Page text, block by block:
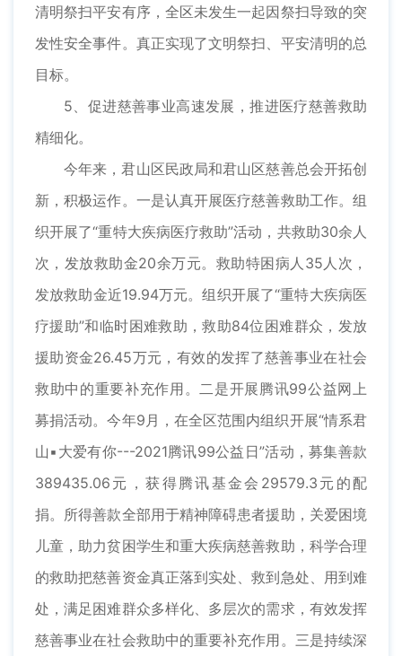
清明祭扫平安有序，全区未发生一起因祭扫导致的突
发性安全事件。真正实现了文明祭扫、平安清明的总
目标。
5、促进慈善事业高速发展，推进医疗慈善救助
精细化。
今年来，君山区民政局和君山区慈善总会开拓创
新，积极运作。一是认真开展医疗慈善救助工作。组
织开展了“重特大疾病医疗救助”活动，共救助30余人
次，发放救助金20余万元。救助特困病人35人次，
发放救助金近19.94万元。组织开展了“重特大疾病医
疗援助”和临时困难救助，救助84位困难群众，发放
援助资金26.45万元，有效的发挥了慈善事业在社会
救助中的重要补充作用。二是开展腾讯99公益网上
募捐活动。今年9月，在全区范围内组织开展“情系君
山▪大爱有你---2021腾讯99公益日”活动，募集善款
389435.06元，获得腾讯基金会29579.3元的配
捐。所得善款全部用于精神障碍患者援助，关爱困境
儿童，助力贫困学生和重大疾病慈善救助，科学合理
的救助把慈善资金真正落到实处、救到急处、用到难
处，满足困难群众多样化、多层次的需求，有效发挥
慈善事业在社会救助中的重要补充作用。三是持续深